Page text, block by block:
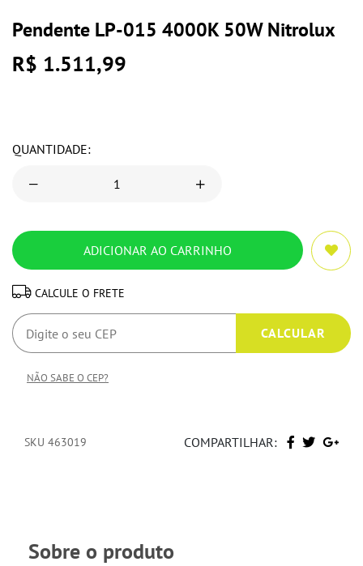
Pendente LP-015 4000K 50W Nitrolux
R$ 1.511,99
QUANTIDADE:
CALCULE O FRETE
NÃO SABE O CEP?
SKU 463019 COMPARTILHAR:
Sobre o produto